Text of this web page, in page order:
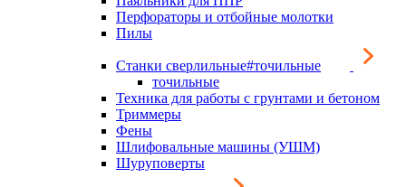
Перфораторы и отбойные молотки
Пилы
Станки сверлильные#точильные
точильные
Техника для работы с грунтами и бетоном
Триммеры
Фены
Шлифовальные машины (УШМ)
Шуруповерты